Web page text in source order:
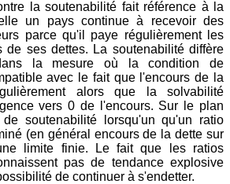
la soutenabilité fait référence à la
un pays continue à recevoir des
parce qu'il paye régulièrement les
de ses dettes. La soutenabilité diffère
la mesure où la condition de
avec le fait que l'encours de la
alors que la solvabilité
vers 0 de l'encours. Sur le plan
soutenabilité lorsqu'un qu'un ratio
(en général encours de la dette sur
limite finie. Le fait que les ratios
pas de tendance explosive
de continuer à s'endetter.